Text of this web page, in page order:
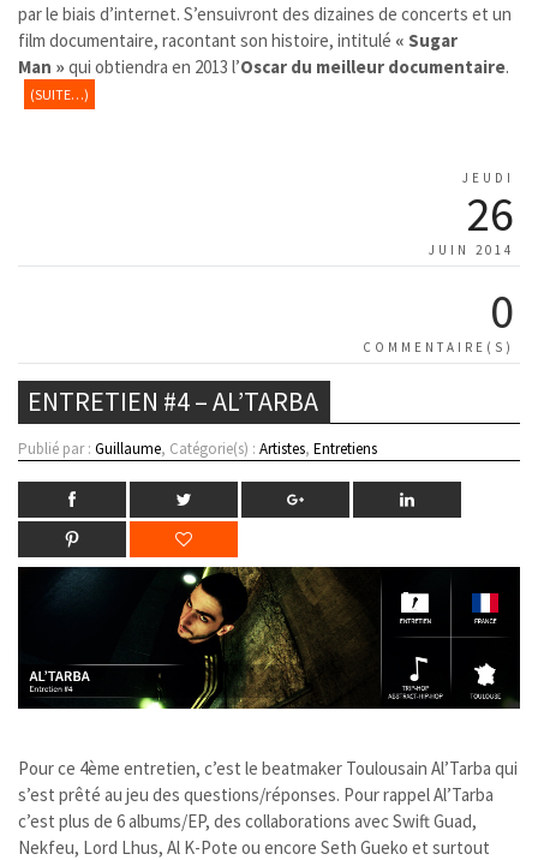
par le biais d’internet. S’ensuivront des dizaines de concerts et un
film documentaire, racontant son histoire, intitulé « Sugar
Man » qui obtiendra en 2013 l’Oscar du meilleur documentaire.
(SUITE…)
JEUDI
26
JUIN 2014
0
COMMENTAIRE(S)
ENTRETIEN #4 – AL’TARBA
Publié par : Guillaume, Catégorie(s) : Artistes, Entretiens
Pour ce 4ème entretien, c’est le beatmaker Toulousain Al’Tarba qui
s’est prêté au jeu des questions/réponses. Pour rappel Al’Tarba
c’est plus de 6 albums/EP, des collaborations avec Swift Guad,
Nekfeu, Lord Lhus, Al K-Pote ou encore Seth Gueko et surtout